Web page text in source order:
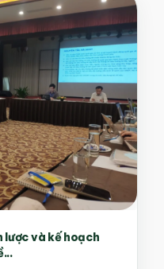
lược và kế hoạch